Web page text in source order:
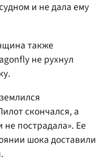
и не дала ему
также
не рухнул
скончался, а
пострадала». Ее
шока доставили